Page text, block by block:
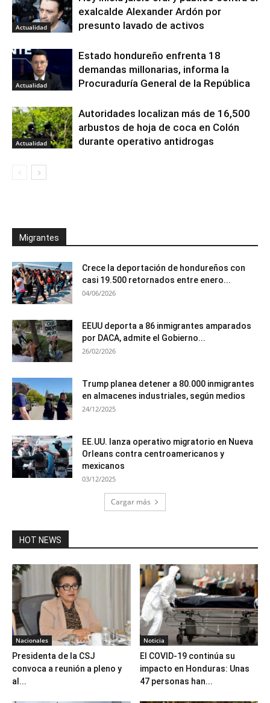
Actualidad
exalcalde Alexander Ardón por
presunto lavado de activos
Actualidad
Estado hondureño enfrenta 18
demandas millonarias, informa la
Procuraduría General de la República
Actualidad
Autoridades localizan más de 16,500
arbustos de hoja de coca en Colón
durante operativo antidrogas
Migrantes
Crece la deportación de hondureños con
casi 19.500 retornados entre enero...
04/06/2026
EEUU deporta a 86 inmigrantes amparados
por DACA, admite el Gobierno...
26/02/2026
Trump planea detener a 80.000 inmigrantes
en almacenes industriales, según medios
24/12/2025
EE.UU. lanza operativo migratorio en Nueva
Orleans contra centroamericanos y
mexicanos
03/12/2025
Cargar más
HOT NEWS
Nacionales
Presidenta de la CSJ
convoca a reunión a pleno y
al...
Noticia
El COVID-19 continúa su
impacto en Honduras: Unas
47 personas han...